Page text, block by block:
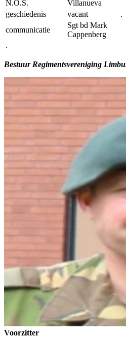
N.O.S. Villanueva
geschiedenis
vacant .
communicatie
Sgt bd Mark
Cappenberg
.
Bestuur Regimentsvereniging
Voorzitter